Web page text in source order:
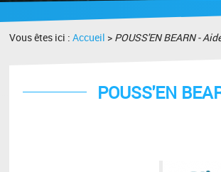
Vous êtes ici :Accueil > POUSS'EN BEARN -
POUSS'EN